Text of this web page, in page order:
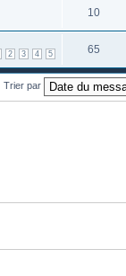
10
2 3 4 5 65
Trier par